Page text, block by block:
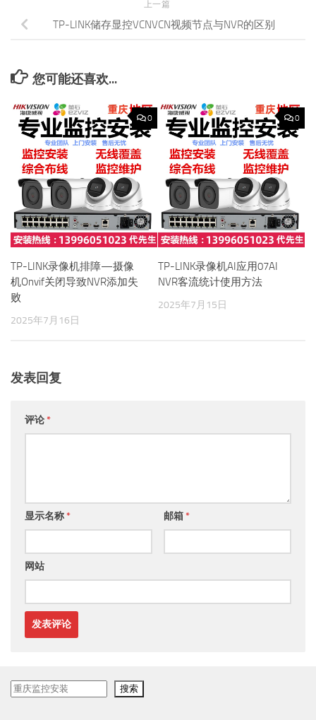
上一篇
TP-LINK储存显控VCNVCN视频节点与NVR的区别
您可能还喜欢...
0
TP-LINK录像机排障—摄像
机Onvif关闭导致NVR添加失
败
2025年7月16日
0
TP-LINK录像机AI应用07AI
NVR客流统计使用方法
2025年7月15日
发表回复
评论*
显示名称* 邮箱*
网站
搜
搜索